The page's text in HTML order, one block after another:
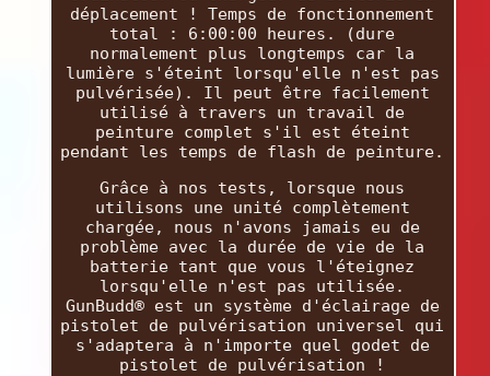
déplacement ! Temps de fonctionnement
total : 6:00:00 heures. (dure
normalement plus longtemps car la
lumière s'éteint lorsqu'elle n'est pas
pulvérisée). Il peut être facilement
utilisé à travers un travail de
peinture complet s'il est éteint
pendant les temps de flash de peinture.
Grâce à nos tests, lorsque nous
utilisons une unité complètement
chargée, nous n'avons jamais eu de
problème avec la durée de vie de la
batterie tant que vous l'éteignez
lorsqu'elle n'est pas utilisée.
GunBudd® est un système d'éclairage de
pistolet de pulvérisation universel qui
s'adaptera à n'importe quel godet de
pistolet de pulvérisation !